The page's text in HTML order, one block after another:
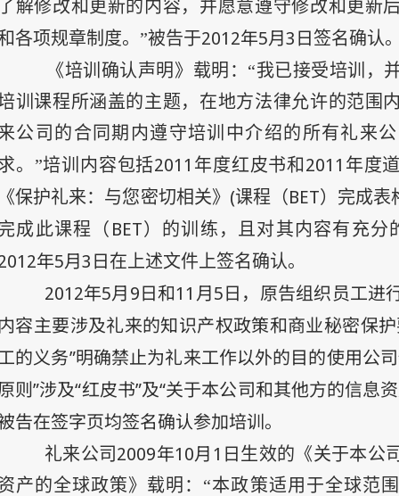
解修改和更新的内容，并愿意遵守修改和更新
各项规章制度。”被告于2012年5月3日签名确认
《培训确认声明》载明：“我已接受培训，
训课程所涵盖的主题，在地方法律允许的范围
公司的合同期内遵守培训中介绍的所有礼来
。”培训内容包括2011 年度红皮书和 2011 年度
保护礼来：与您密切相关》 (课程（BET）完成表
成此课程（ BET）的训练，且对其内容有充分
年5月3日在上述文件上签名确认。
2012年5月9日和11 月5日 ，原告组织员工进
容主要涉及礼来的知识产权政策和商业秘密保
的义务”明确禁止为礼来工作以外的目的使用公
则”涉及“红皮书”及“关于本公司和其他方的信息
告在签字页均签名确认参加培训。
礼来公司 2009年10月 1 日生效的《关于本公
产的全球政策》载明：“本政策适用于全球范